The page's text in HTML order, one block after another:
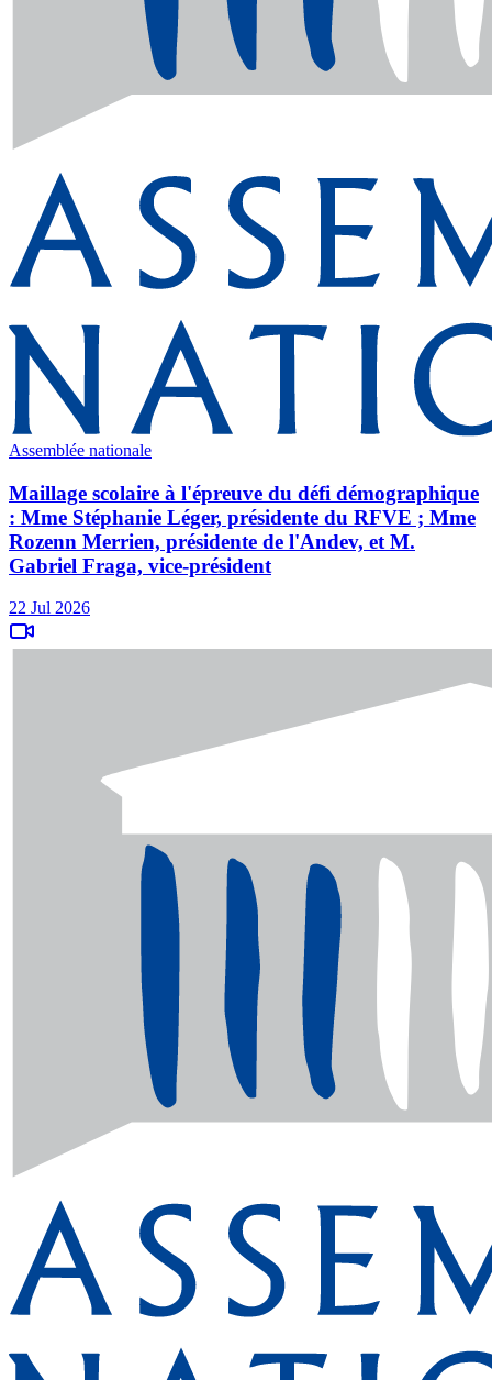
Assemblée nationale
Maillage scolaire à l'épreuve du défi démographique
: Mme Stéphanie Léger, présidente du RFVE ; Mme
Rozenn Merrien, présidente de l'Andev, et M.
Gabriel Fraga, vice-président
22 Jul 2026